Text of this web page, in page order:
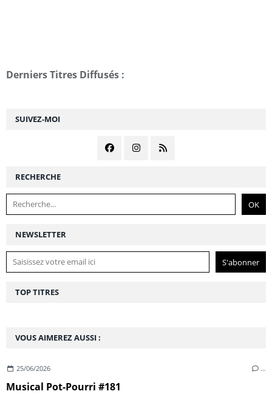
NEWSLETTER
SUIVEZ-MOI
RECHERCHE
VOUS AIMEREZ AUSSI :
25/06/2026 …
Musical Pot-Pourri #181
Derniers Titres Diffusés :
TOP TITRES